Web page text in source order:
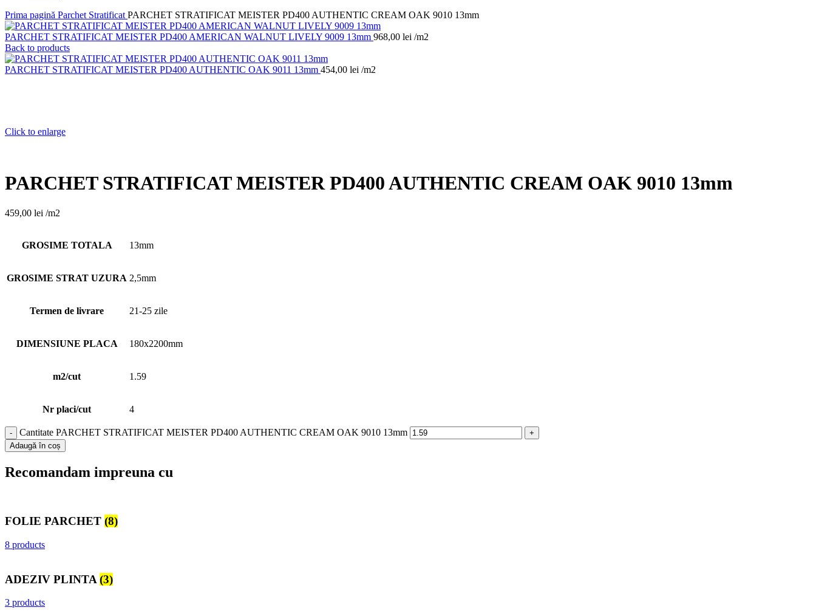
Prima pagină Parchet Stratificat PARCHET STRATIFICAT MEISTER PD400 AUTHENTIC CREAM OAK 9010 13mm
PARCHET STRATIFICAT MEISTER PD400 AMERICAN WALNUT LIVELY 9009 13mm 968,00 lei /m2
Back to products
PARCHET STRATIFICAT MEISTER PD400 AUTHENTIC OAK 9011 13mm 454,00 lei /m2
Click to enlarge
PARCHET STRATIFICAT MEISTER PD400 AUTHENTIC CREAM OAK 9010 13mm
459,00 lei /m2
GROSIME TOTALA 13mm
GROSIME STRAT UZURA 2,5mm
Termen de livrare 21-25 zile
DIMENSIUNE PLACA 180x2200mm
m2/cut 1.59
Nr placi/cut 4
Cantitate PARCHET STRATIFICAT MEISTER PD400 AUTHENTIC CREAM OAK 9010 13mm
Adaugă în coș
Recomandam impreuna cu
FOLIE PARCHET (8)
8 products
ADEZIV PLINTA (3)
3 products